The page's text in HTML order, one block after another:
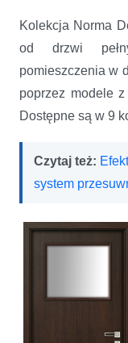
Kolekcja Norma
od drzwi
pomieszczenia w
poprzez modele
Dostępne są w 9
Czytaj też:
system